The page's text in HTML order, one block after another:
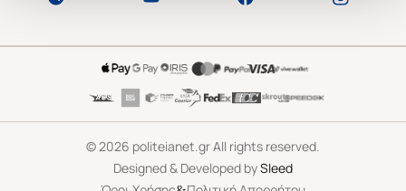
©2026 politeianet.gr All rights reserved.
Designed & Developed bySleed